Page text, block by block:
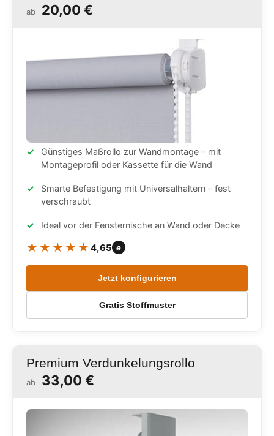
ab 20,00 €
Günstiges Maßrollo zur Wandmontage – mit
Montageprofil oder Kassette für die Wand
Smarte Befestigung mit Universalhaltern – fest
verschraubt
Ideal vor der Fensternische an Wand oder Decke
★★★★★ 4,65 e
Jetzt konfigurieren
Gratis Stoffmuster
Premium Verdunkelungsrollo
ab 33,00 €